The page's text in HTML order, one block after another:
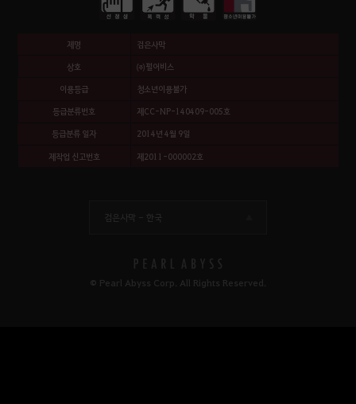
제명 검은사막
상호 ㈜펄어비스
이용등급 청소년이용불가
등급분류번호 제CC-NP-140409-005호
등급분류 일자 2014년 4월 9일
제작업 신고번호 제2011-000002호
검은사막 - 한국
© Pearl Abyss Corp. All Rights Reserved.